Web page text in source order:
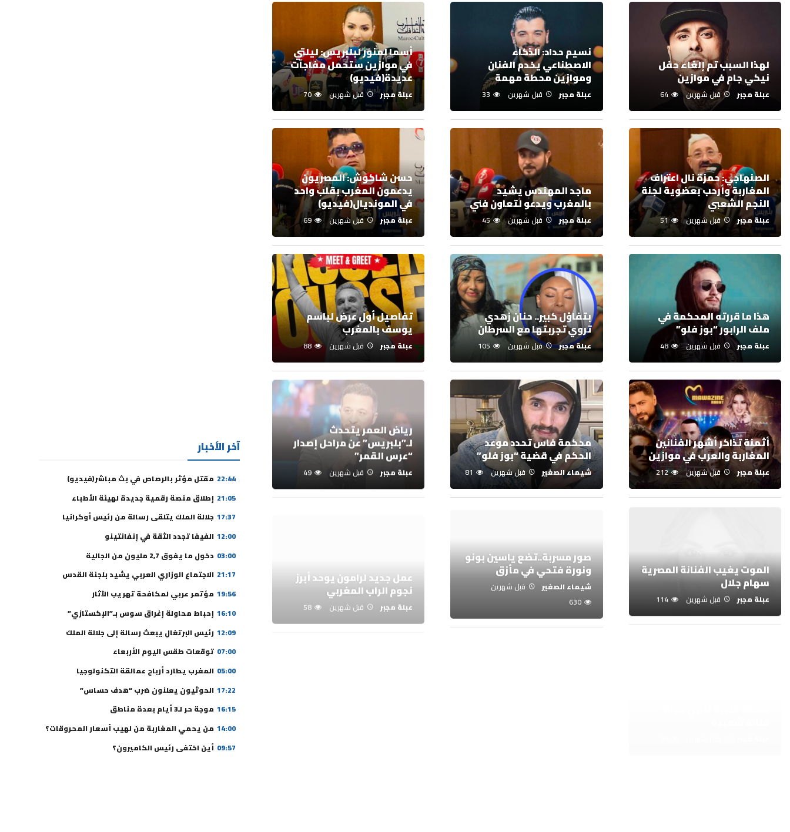
لهذا السبب تم إلغاء حفل
نيكي جام في موازين
عبلة مجبر قبل شهرين 64
نسيم حداد: الذكاء
الاصطناعي يخدم الفنان
وموازين محطة مهمة
عبلة مجبر قبل شهرين 33
أسما لمنور لبلبريس: ليلتي
في موازين ستحمل مفاجآت
عديدة(فيديو)
عبلة مجبر قبل شهرين 70
الصنهاجي: حمزة نال اعتراف
المغاربة وأرحب بعضوية لجنة
النجم الشعبي
عبلة مجبر قبل شهرين 51
ماجد المهندس يشيد
بالمغرب ويدعو لتعاون فني
عبلة مجبر قبل شهرين 45
حسن شاكوش: المصريون
يدعمون المغرب بقلب واحد
في المونديال(فيديو)
عبلة مجبر قبل شهرين 69
هذا ما قررته المحكمة في
ملف الرابور “بوز فلو”
عبلة مجبر قبل شهرين 48
بتفاؤل كبير.. حنان زهدي
تروي تجربتها مع السرطان
عبلة مجبر قبل شهرين 105
تفاصيل أول عرض لباسم
يوسف بالمغرب
عبلة مجبر قبل شهرين 88
أثمنة تذاكر أشهر الفنانين
المغاربة والعرب في موازين
عبلة مجبر قبل شهرين 212
محكمة فاس تحدد موعد
الحكم في قضية “بوز فلو”
شيماء الصغير قبل شهرين 81
رياض العمر يتحدث
لـ”بلبريس” عن مراحل إصدار
“عرس القمر”
عبلة مجبر قبل شهرين 49
الموت يغيب الفنانة المصرية
سهام جلال
عبلة مجبر قبل شهرين 114
صور مسربة..تضع ياسين بونو
ونورة فتحي في مأزق
شيماء الصغير
قبل شهرين
630
نجوم الراب المغربي
عبلة مجبر قبل شهرين
آخر الأخبار
22:44 مقتل مؤثر بالرصاص في بث مباشر(فيديو)
21:05 إطلاق منصة رقمية جديدة لهيئة الأطباء
17:37 جلالة الملك يتلقى رسالة من رئيس أوكرانيا
12:00 الفيفا تجدد الثقة في إنفانتينو
03:00 دخول ما يفوق 2,7 مليون من الجالية
21:17 الاجتماع الوزاري العربي يشيد بلجنة القدس
19:56 مؤتمر عربي لمكافحة تهريب الآثار
16:10 إحباط محاولة إغراق سوس بـ”الإكستازي”
12:09 رئيس البرتغال يبعث رسالة إلى جلالة الملك
07:00 توقعات طقس اليوم الأربعاء
05:00 المغرب يطارد أرباح عمالقة التكنولوجيا
17:22 الحوثيون يعلنون ضرب “هدف حساس”
16:15 موجة حر لـ3 أيام بعدة مناطق
14:00 من يحمي المغاربة من لهيب أسعار المحروقات؟
09:57 أين اختفى رئيس الكاميرون؟